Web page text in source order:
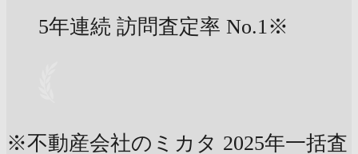
5年連続 訪問査定率 No.1※
※不動産会社のミカタ 2025年一括査